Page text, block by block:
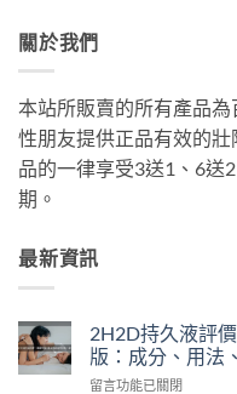
關於我們
本站所販賣的所有產品
性朋友提供正品有效的
品的一律享受3送1、6送
期。
最新資訊
2H2D持久液評
版：成分、用法
在
留言功能已關閉